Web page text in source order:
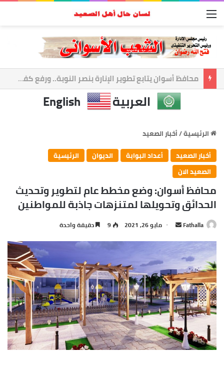
القائمة
أسوان تعزز الشراكة الأمنية.. المحافظ ومدير الأمن يبحثان ملفات الأمن والتنميه
العربية English
الرئيسية/أخبار الصعيد
أخبار الصعيد
أعداد البوابة الديوان
الرئيسية
الصعيد الان
محافظ أسوان: وضع مخطط عام لتطوير وتحديث
الحدائق وتحويلها لمتنزهات جاذبة للمواطنين
Fathalla
أرسل مايو 26, 2021 9 دقيقة واحدة